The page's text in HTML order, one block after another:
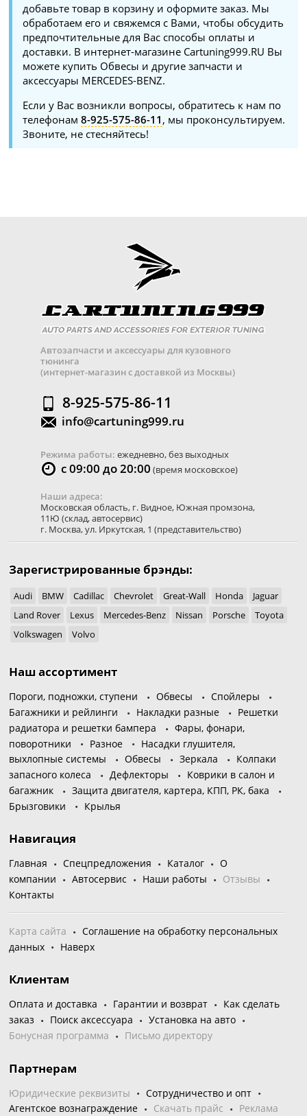
добавьте товар в корзину и оформите заказ. Мы
обработаем его и свяжемся с Вами, чтобы обсудить
предпочтительные для Вас способы оплаты и
доставки. В интернет-магазине Cartuning999.RU Вы
можете купить Обвесы и другие запчасти и
аксессуары MERCEDES-BENZ.
Если у Вас возникли вопросы, обратитесь к нам по
телефонам8-925-575-86-11 , мы проконсультируем.
Звоните, не стесняйтесь!
Автозапчасти и аксессуары для кузовного
тюнинга
(интернет-магазин с доставкой из Москвы)
8-925-575-86-11
info@cartuning999.ru
Режима работы: ежедневно, без выходных
с 09:00 до 20:00 (время московское)
Наши адреса:
Московская область, г. Видное, Южная промзона,
11Ю (склад, автосервис)
г. Москва,ул. Иркутская, 1 (представительство)
Зарегистрированные брэнды:
Audi BMW Cadillac Chevrolet Great-Wall Honda
Jaguar
Land Rover
Lexus Mercedes-Benz Nissan Porsche
Toyota
Volkswagen
Volvo
Наш ассортимент
Пороги, подножки, ступени Обвесы
Спойлеры
Багажники и рейлинги
Накладки разные
Решетки
радиатора и решетки бампера
Фары, фонари,
поворотники
Разное
Насадки глушителя,
выхлопные системы
Обвесы Зеркала
Колпаки
запасного колеса
Дефлекторы
Коврики в салон и
багажник
Защита двигателя, картера, КПП, РК, бака
Брызговики
Крылья
Навигация
Главная Спецпредложения Каталог
О
компании
Автосервис Наши работы
Отзывы
Контакты
Карта сайта
Соглашение на обработку персональных
данных
Наверх
Клиентам
Оплата и доставка Гарантии и возврат
Как сделать
заказ
Поиск аксессуара
Установка на авто
Бонусная программа
Письмо директору
Партнерам
Юридические реквизиты
Сотрудничество и опт
Агентское вознаграждение
Скачать прайс Реклама